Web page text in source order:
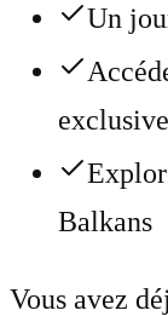
Un
Balkans
Vous avez